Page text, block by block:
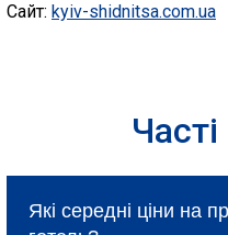
Сайт: kyiv-shidnitsa.com.ua
Які середні ціни на